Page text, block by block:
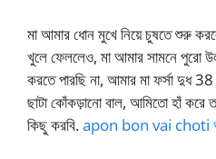
মা আমার ধোন মুখে নিয়ে চুষতে শুরু
খুলে ফেললেও, মা আমার সামনে পুরো
করতে পারছি না, আমার মা ফর্সা দুধ
ছাটা কোঁকড়ানো বাল, আমিতো হাঁ করে
কিছু করবি.apon bon vai choti